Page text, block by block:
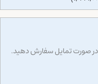
در صورت تمایل سفارش دهید.